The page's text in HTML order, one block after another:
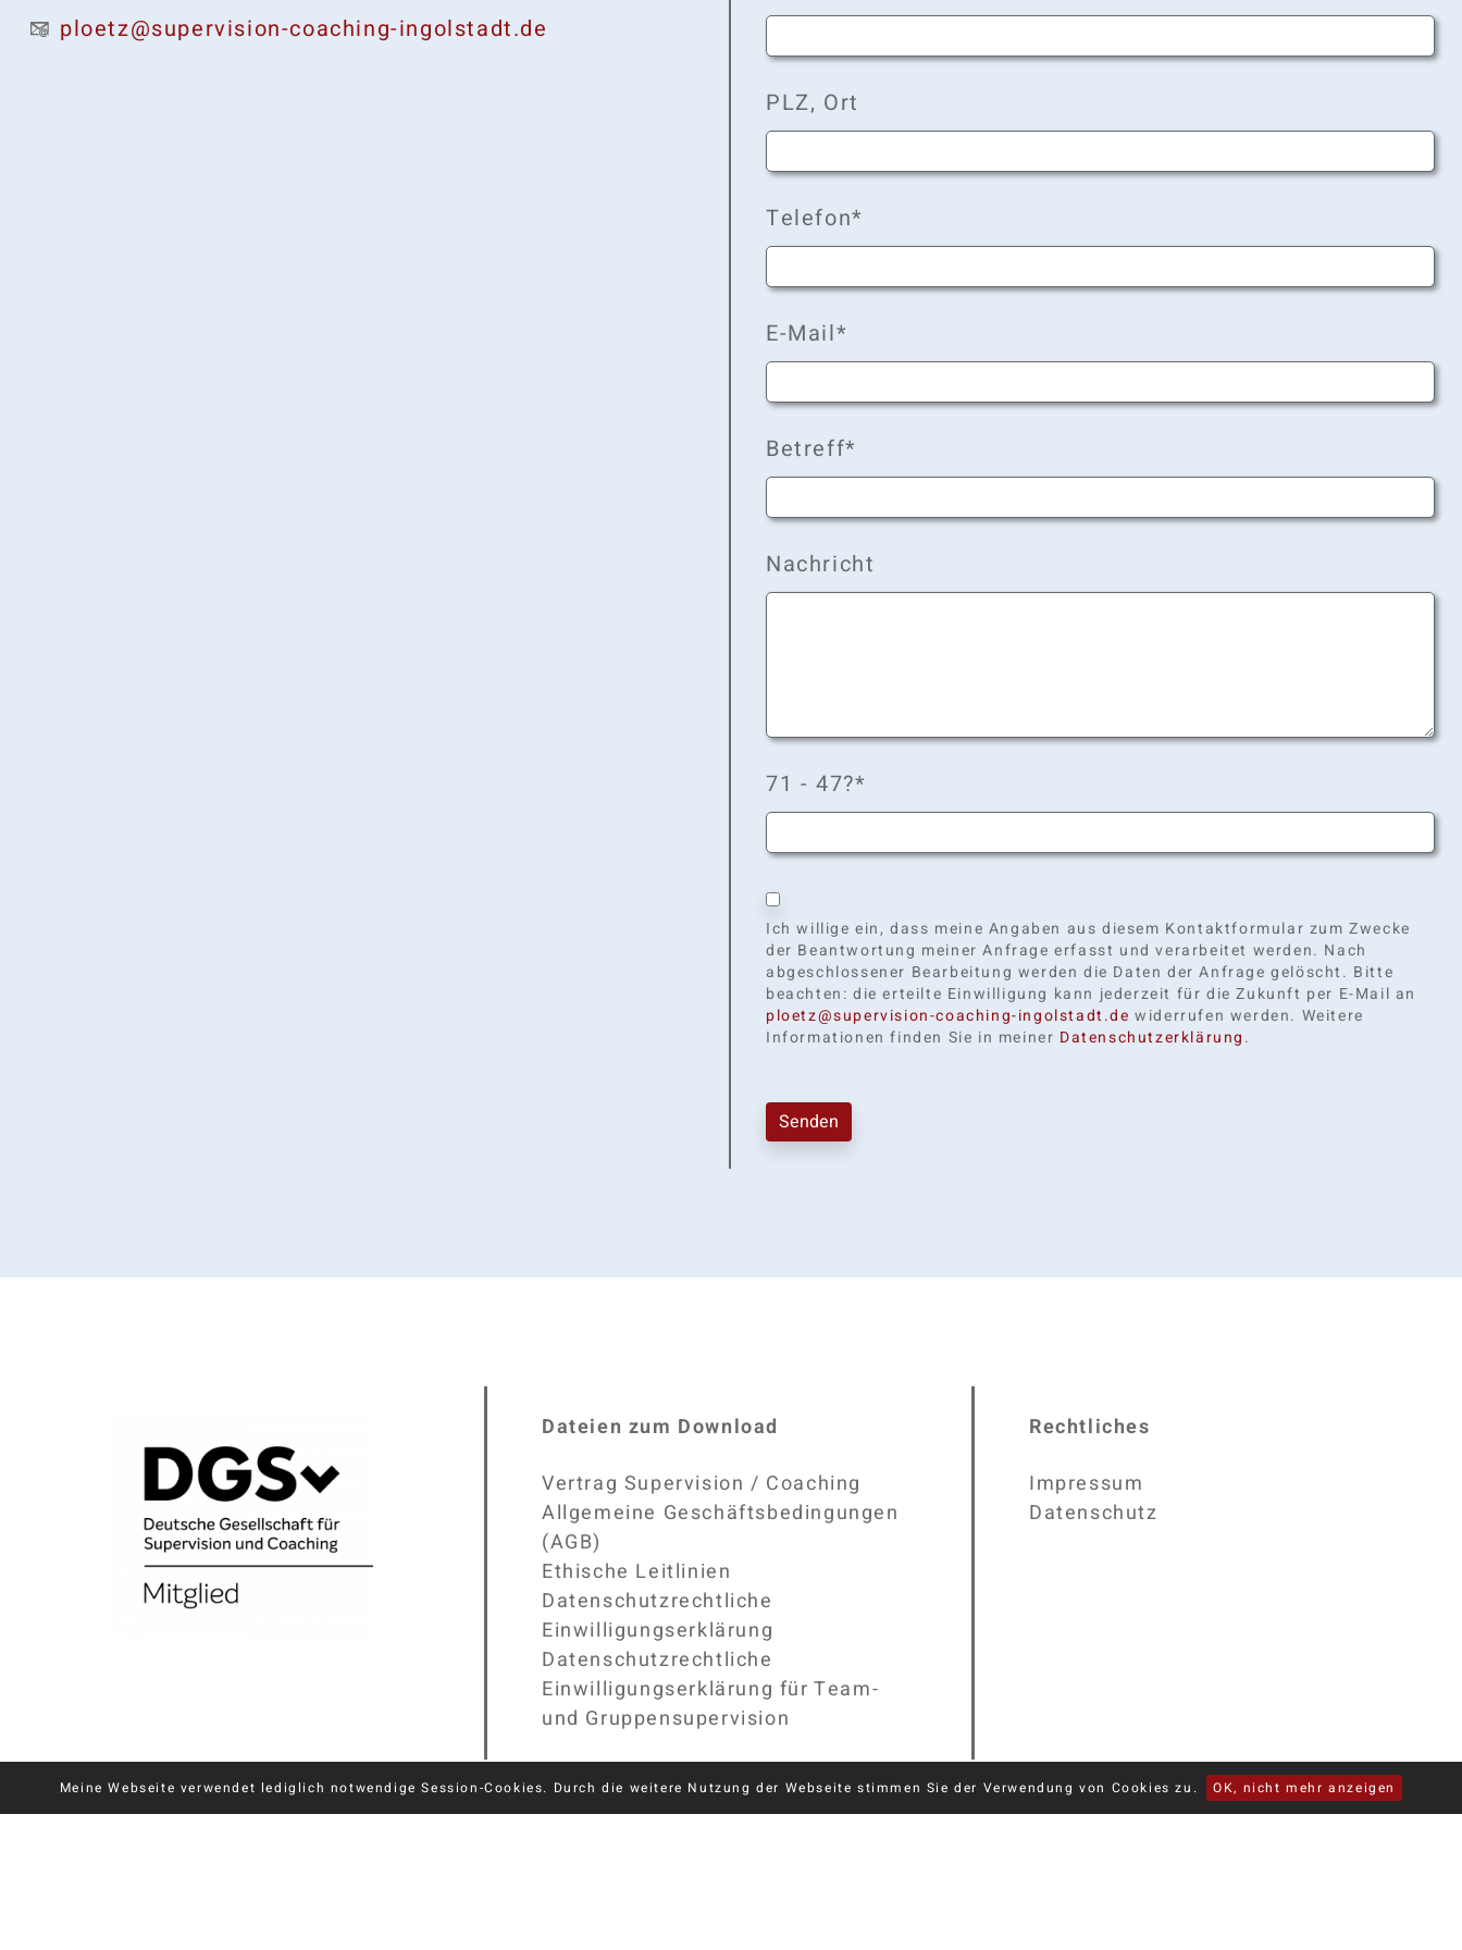
Meine Webseite verwendet lediglich notwendige Session-Cookies. Durch die weitere Nutzung der Webseite stimmen Sie der Verwendung von Cookies zu. OK, nicht mehr anzeigen
ploetz@supervision-coaching-ingolstadt.de
PLZ, Ort
Telefon*
E-Mail*
Betreff*
Nachricht
71 - 47?*
Ich willige ein, dass meine Angaben aus diesem Kontaktformular zum Zwecke
der Beantwortung meiner Anfrage erfasst und verarbeitet werden. Nach
abgeschlossener Bearbeitung werden die Daten der Anfrage gelöscht. Bitte
beachten: die erteilte Einwilligung kann jederzeit für die Zukunft per E-Mail an
ploetz@supervision-coaching-ingolstadt.dewiderrufen werden. Weitere
Informationen finden Sie in meiner Datenschutzerklärung.
Senden
Dateien zum Download
Vertrag Supervision / Coaching
Allgemeine Geschäftsbedingungen
(AGB)
Ethische Leitlinien
Datenschutzrechtliche
Einwilligungserklärung
Datenschutzrechtliche
Einwilligungserklärung für Team-
und Gruppensupervision
Rechtliches
Impressum
Datenschutz